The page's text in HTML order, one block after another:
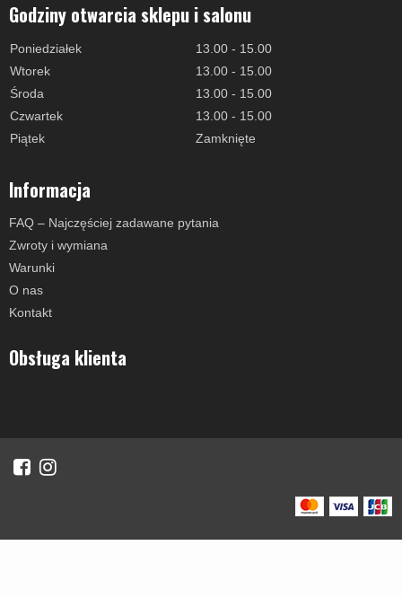
Godziny otwarcia sklepu i salonu
Poniedziałek
13.00 - 15.00
Wtorek
13.00 - 15.00
Środa
13.00 - 15.00
Czwartek
13.00 - 15.00
Piątek
Zamknięte
Informacja
FAQ – Najczęściej zadawane pytania
Zwroty i wymiana
Warunki
O nas
Kontakt
Obsługa klienta